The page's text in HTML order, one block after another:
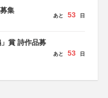
集
あと 53 日
賞 詩作品募
あと 53 日